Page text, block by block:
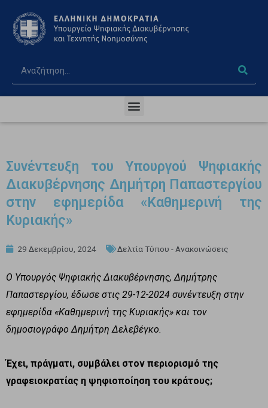
Συνέντευξη του Υπουργού Ψηφιακής
Διακυβέρνησης Δημήτρη Παπαστεργίου
στην εφημερίδα «Καθημερινή της
Κυριακής»
29 Δεκεμβρίου, 2024 Δελτία Τύπου - Ανακοινώσεις
Ο Υπουργός Ψηφιακής Διακυβέρνησης, Δημήτρης
Παπαστεργίου, έδωσε στις 29-12-2024 συνέντευξη στην
εφημερίδα «Καθημερινή της Κυριακής» και τον
δημοσιογράφο Δημήτρη Δελεβέγκο.
Έχει, πράγματι, συμβάλει στον περιορισμό της
γραφειοκρατίας η ψηφιοποίηση του κράτους;